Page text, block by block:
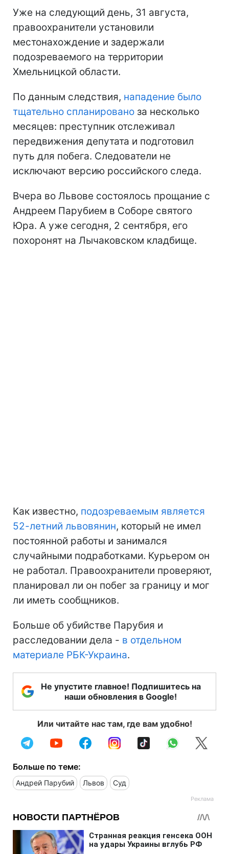
Уже на следующий день, 31 августа,
правоохранители установили
местонахождение и задержали
подозреваемого на территории
Хмельницкой области.
По данным следствия, нападение было
тщательно спланировано за несколько
месяцев: преступник отслеживал
передвижения депутата и подготовил
путь для побега. Следователи не
исключают версию российского следа.
Вчера во Львове состоялось прощание с
Андреем Парубием в Соборе святого
Юра. А уже сегодня, 2 сентября, его
похоронят на Лычаковском кладбище.
Как известно, подозреваемым является
52-летний львовянин, который не имел
постоянной работы и занимался
случайными подработками. Курьером он
не работал. Правоохранители проверяют,
планировал ли он побег за границу и мог
ли иметь сообщников.
Больше об убийстве Парубия и
расследовании дела - в отдельном
материале РБК-Украина.
Не упустите главное! Подпишитесь на
наши обновления в Google!
Или читайте нас там, где вам удобно!
Больше по теме:
Андрей Парубий Львов Суд